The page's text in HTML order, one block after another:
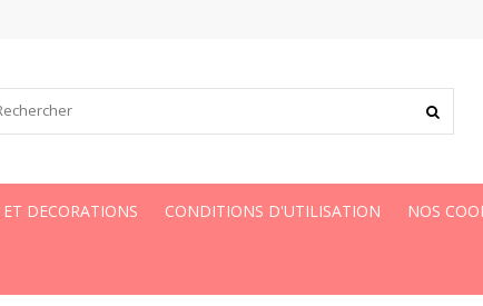
DECORATIONS CONDITIONS D'UTILISATION NOS